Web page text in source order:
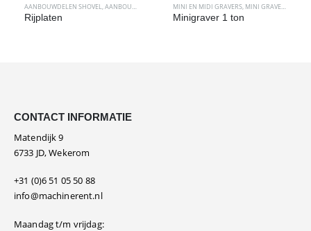
AANBOUWDELEN SHOVEL,AANBOUWDELEN VERREIKER ,DIESEL,ELECTRISCHE,
Rijplaten
MINI EN MIDI GRAVERS, MINI GRAVERS
Minigraver 1 ton
CONTACT INFORMATIE
Matendijk 9
6733 JD, Wekerom
+31 (0)6 51 05 50 88
info@machinerent.nl
Maandag t/m vrijdag: